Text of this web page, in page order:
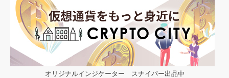
オリジナルインジケーター スナイパー出品中